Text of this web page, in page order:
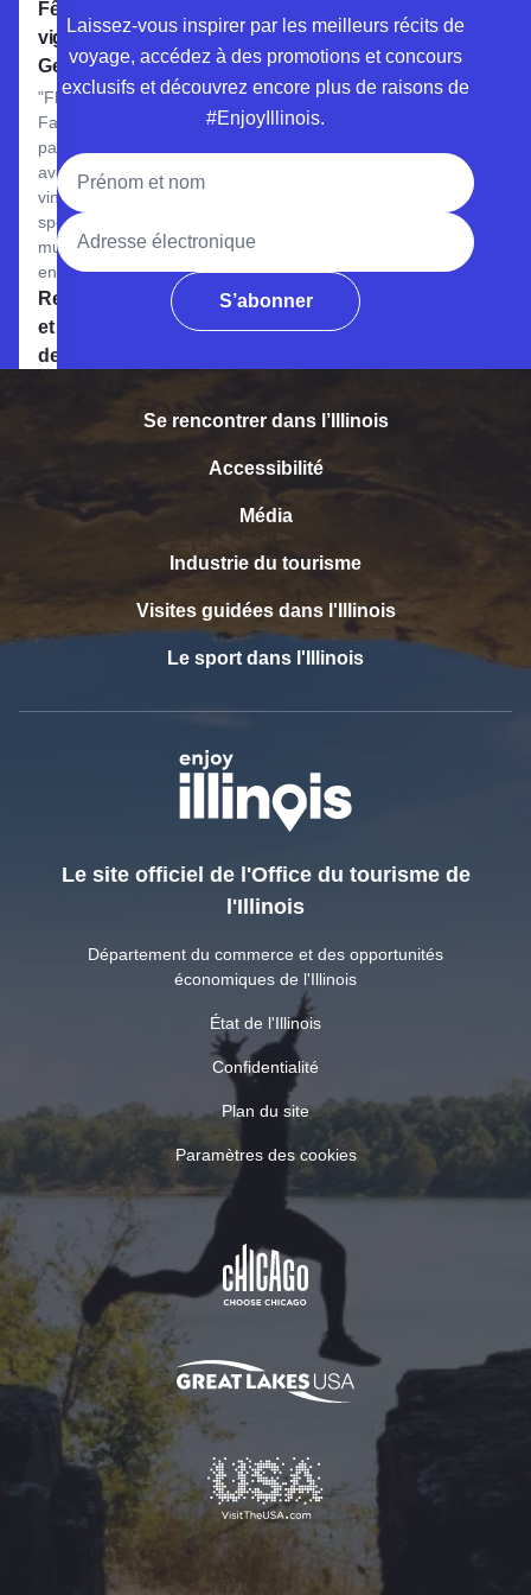
Fête de la
vigne à
Genève
"Flavor
Fare" en
partenariat
avec du
vin et des
spectacles
musicaux
en direct.
Voir la Fête de la Vigne de Genève
Restaurant
et brasserie
de
Microbrasserie
proposant des
Voir Stockholm's Restaurant & Brewery
Brewing
Voir Penrose Brewing Company
Histoire de
traditionnelles
du monde
confort d'une
dégustation
moderne et
d'un jardin de
la bière.
Voir le brassage de l'histoire de l'art
Laissez-vous inspirer par les meilleurs récits de
voyage, accédez à des promotions et concours
exclusifs et découvrez encore plus de raisons de
#EnjoyIllinois.
Nom complet
Adresse électronique
S’abonner
Se rencontrer dans l’Illinois
Accessibilité
Média
Industrie du tourisme
Visites guidées dans l'Illinois
Le sport dans l'Illinois
Le site officiel de l'Office du tourisme de
l'Illinois
Département du commerce et des opportunités
économiques de l'Illinois
État de l'Illinois
Confidentialité
Plan du site
Paramètres des cookies